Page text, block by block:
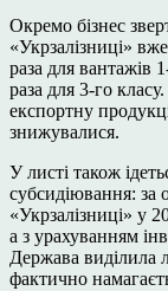
Окремо бізнес
«Укрзалізниці»
раза для вантажів
раза для 3-го
експортну
знижувалися.
У листі також
субсидіювання: за
«Укрзалізниці» у
а з урахуванням
Держава виділила
фактично